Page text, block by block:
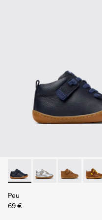
Peu - 80153-082 -
Peu - 80153-120 -
Peu - Peu
Peu
69 €